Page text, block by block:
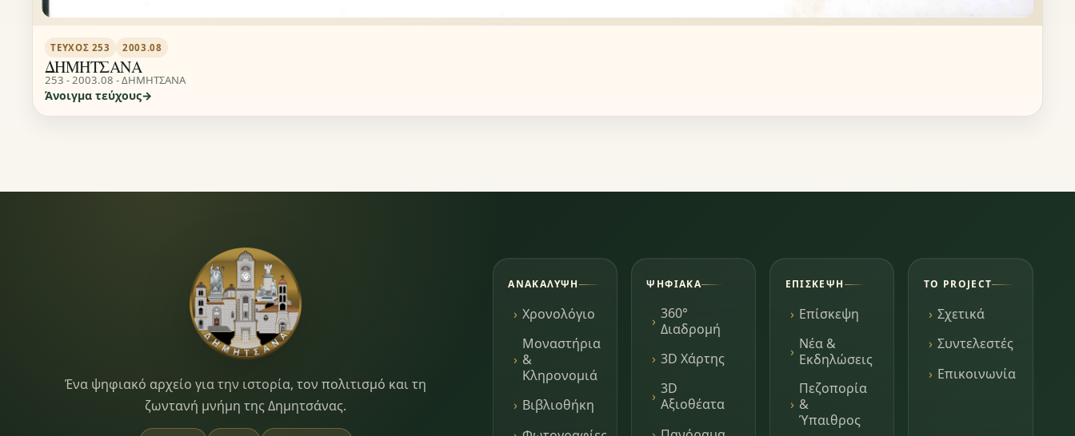
ΤΕΎΧΟΣ 253 2003.08
ΔΗΜΗΤΣΑΝΑ
253 - 2003.08 - ΔΗΜΗΤΣΑΝΑ
Άνοιγμα τεύχους
Dimitsana.gr
Ένα ψηφιακό αρχείο για την ιστορία, τον πολιτισμό και τη
ζωντανή μνήμη της Δημητσάνας.
ΑΝΑΚΆΛΥΨΗ
Χρονολόγιο
Μοναστήρια
&
Κληρονομιά
Βιβλιοθήκη
ΨΗΦΙΑΚΆ
360°
Διαδρομή
3D Χάρτης
3D
Αξιοθέατα
ΕΠΊΣΚΕΨΗ
Επίσκεψη
Νέα &
Εκδηλώσεις
Πεζοπορία
&
Ύπαιθρος
ΤΟ PROJECT
Σχετικά
Συντελεστές
Επικοινωνία